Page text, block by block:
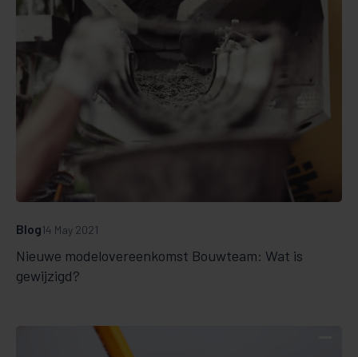
Nieuwe modelovereenkomst Bouwteam: Wat is
gewijzigd?
Blog14 May 2021